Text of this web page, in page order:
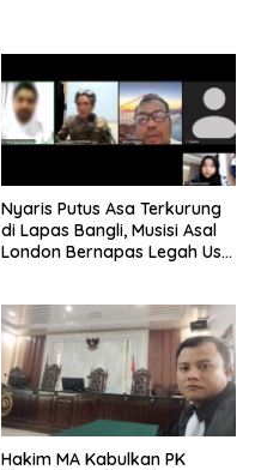
Nyaris Putus Asa Terkurung
di Lapas Bangli, Musisi Asal
London Bernapas Legah Usai
Hakim MA Kabulkan PK